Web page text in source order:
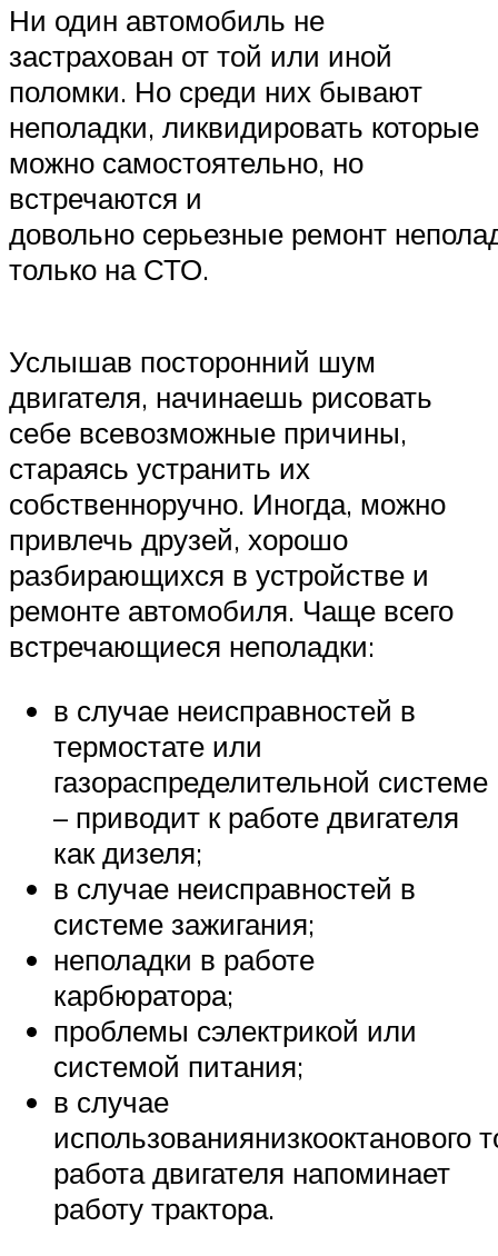
Ни один автомобиль не
застрахован от той или иной
поломки. Но среди них бывают
неполадки, ликвидировать которые
можно самостоятельно, но
встречаются и
довольно серьезные ремонт
только на СТО.
Услышав посторонний шум
двигателя, начинаешь рисовать
себе всевозможные причины,
стараясь устранить их
собственноручно. Иногда, можно
привлечь друзей, хорошо
разбирающихся в устройстве и
ремонте автомобиля. Чаще всего
встречающиеся неполадки:
в случае неисправностей в
термостате или
газораспределительной системе
– приводит к работе двигателя
как дизеля;
в случае неисправностей в
системе зажигания;
неполадки в работе
карбюратора;
проблемы сэлектрикой или
системой питания;
в случае
использованиянизкооктанового
работа двигателя напоминает
работу трактора.